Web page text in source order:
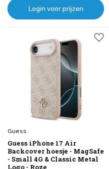
Login voor prijzen
Guess
Guess iPhone 17 Air
Backcover hoesje - MagSafe
- Small 4G & Classic Metal
Logo - Roze